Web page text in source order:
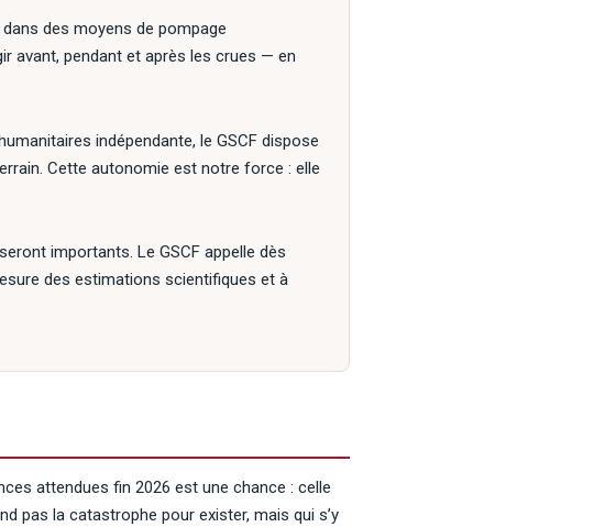
dans des moyens de pompage
avant, pendant et après les crues — en
indépendante, le GSCF dispose
Cette autonomie est notre force : elle
importants. Le GSCF appelle dès
des estimations scientifiques et à
attendues fin 2026 est une chance : celle
pas la catastrophe pour exister, mais qui s’y